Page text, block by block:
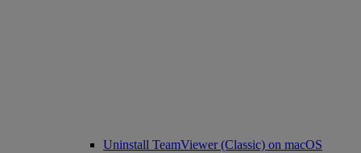
Uninstall TeamViewer (Classic) on macOS